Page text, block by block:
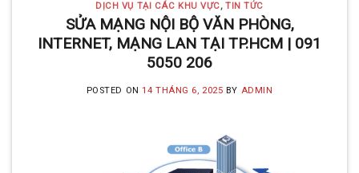
HUYỆN BÌNH CHÁNH
SIÊU AN NINH VÀ SIÊU
TIẾT KIỆM | CAMERA
MINH KHANG
Với hơn 5 năm kinh nghiệm, Camera
DỊCH VỤ TẠI CÁC KHU VỰC,TIN TỨC
SỬA MẠNG NỘI BỘ VĂN PHÒNG,
INTERNET, MẠNG LAN TẠI TP.HCM | 091
5050 206
POSTED ON14 THÁNG 6, 2025 BY ADMIN